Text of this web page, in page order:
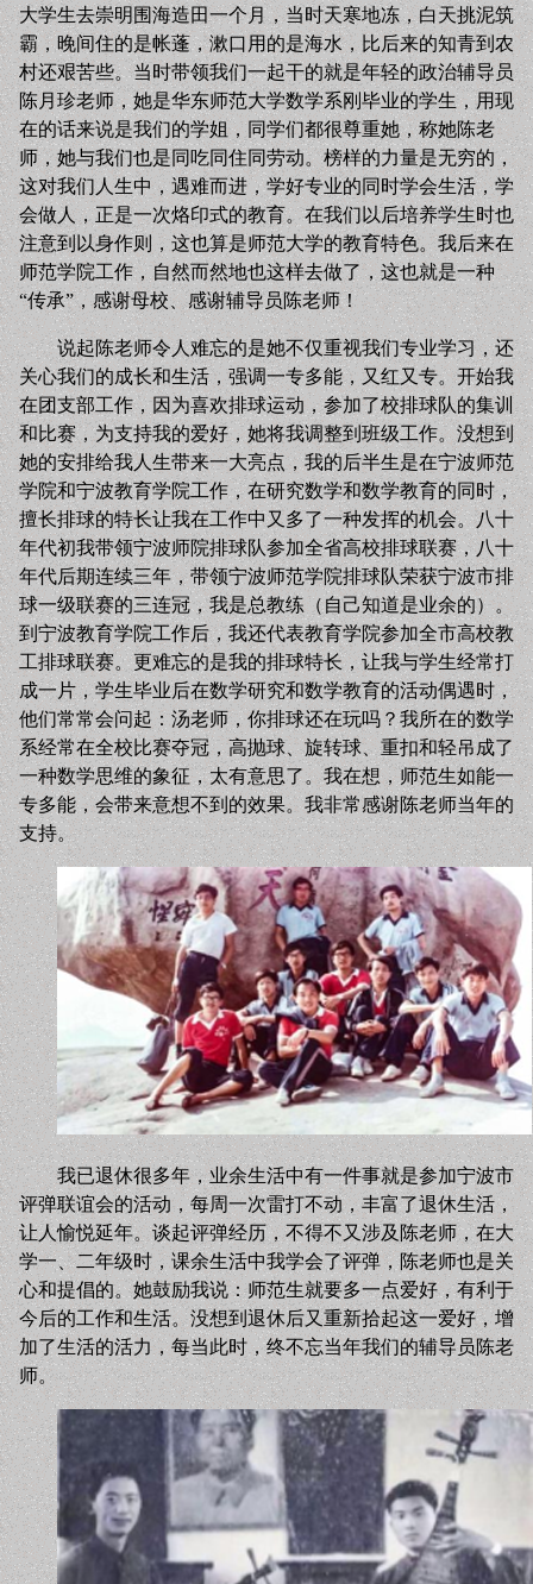
大学生去崇明围海造田一个月，当时天寒地冻，白天挑泥筑
霸，晚间住的是帐蓬，漱口用的是海水，比后来的知青到农
村还艰苦些。当时带领我们一起干的就是年轻的政治辅导员
陈月珍老师，她是华东师范大学数学系刚毕业的学生，用现
在的话来说是我们的学姐，同学们都很尊重她，称她陈老
师，她与我们也是同吃同住同劳动。榜样的力量是无穷的，
这对我们人生中，遇难而进，学好专业的同时学会生活，学
会做人，正是一次烙印式的教育。在我们以后培养学生时也
注意到以身作则，这也算是师范大学的教育特色。我后来在
师范学院工作，自然而然地也这样去做了，这也就是一种
“传承”，感谢母校、感谢辅导员陈老师！
说起陈老师令人难忘的是她不仅重视我们专业学习，还
关心我们的成长和生活，强调一专多能，又红又专。开始我
在团支部工作，因为喜欢排球运动，参加了校排球队的集训
和比赛，为支持我的爱好，她将我调整到班级工作。没想到
她的安排给我人生带来一大亮点，我的后半生是在宁波师范
学院和宁波教育学院工作，在研究数学和数学教育的同时，
擅长排球的特长让我在工作中又多了一种发挥的机会。八十
年代初我带领宁波师院排球队参加全省高校排球联赛，八十
年代后期连续三年，带领宁波师范学院排球队荣获宁波市排
球一级联赛的三连冠，我是总教练（自己知道是业余的）。
到宁波教育学院工作后，我还代表教育学院参加全市高校教
工排球联赛。更难忘的是我的排球特长，让我与学生经常打
成一片，学生毕业后在数学研究和数学教育的活动偶遇时，
他们常常会问起：汤老师，你排球还在玩吗？我所在的数学
系经常在全校比赛夺冠，高抛球、旋转球、重扣和轻吊成了
一种数学思维的象征，太有意思了。我在想，师范生如能一
专多能，会带来意想不到的效果。我非常感谢陈老师当年的
支持。
我已退休很多年，业余生活中有一件事就是参加宁波市
评弹联谊会的活动，每周一次雷打不动，丰富了退休生活，
让人愉悦延年。谈起评弹经历，不得不又涉及陈老师，在大
学一、二年级时，课余生活中我学会了评弹，陈老师也是关
心和提倡的。她鼓励我说：师范生就要多一点爱好，有利于
今后的工作和生活。没想到退休后又重新拾起这一爱好，增
加了生活的活力，每当此时，终不忘当年我们的辅导员陈老
师。